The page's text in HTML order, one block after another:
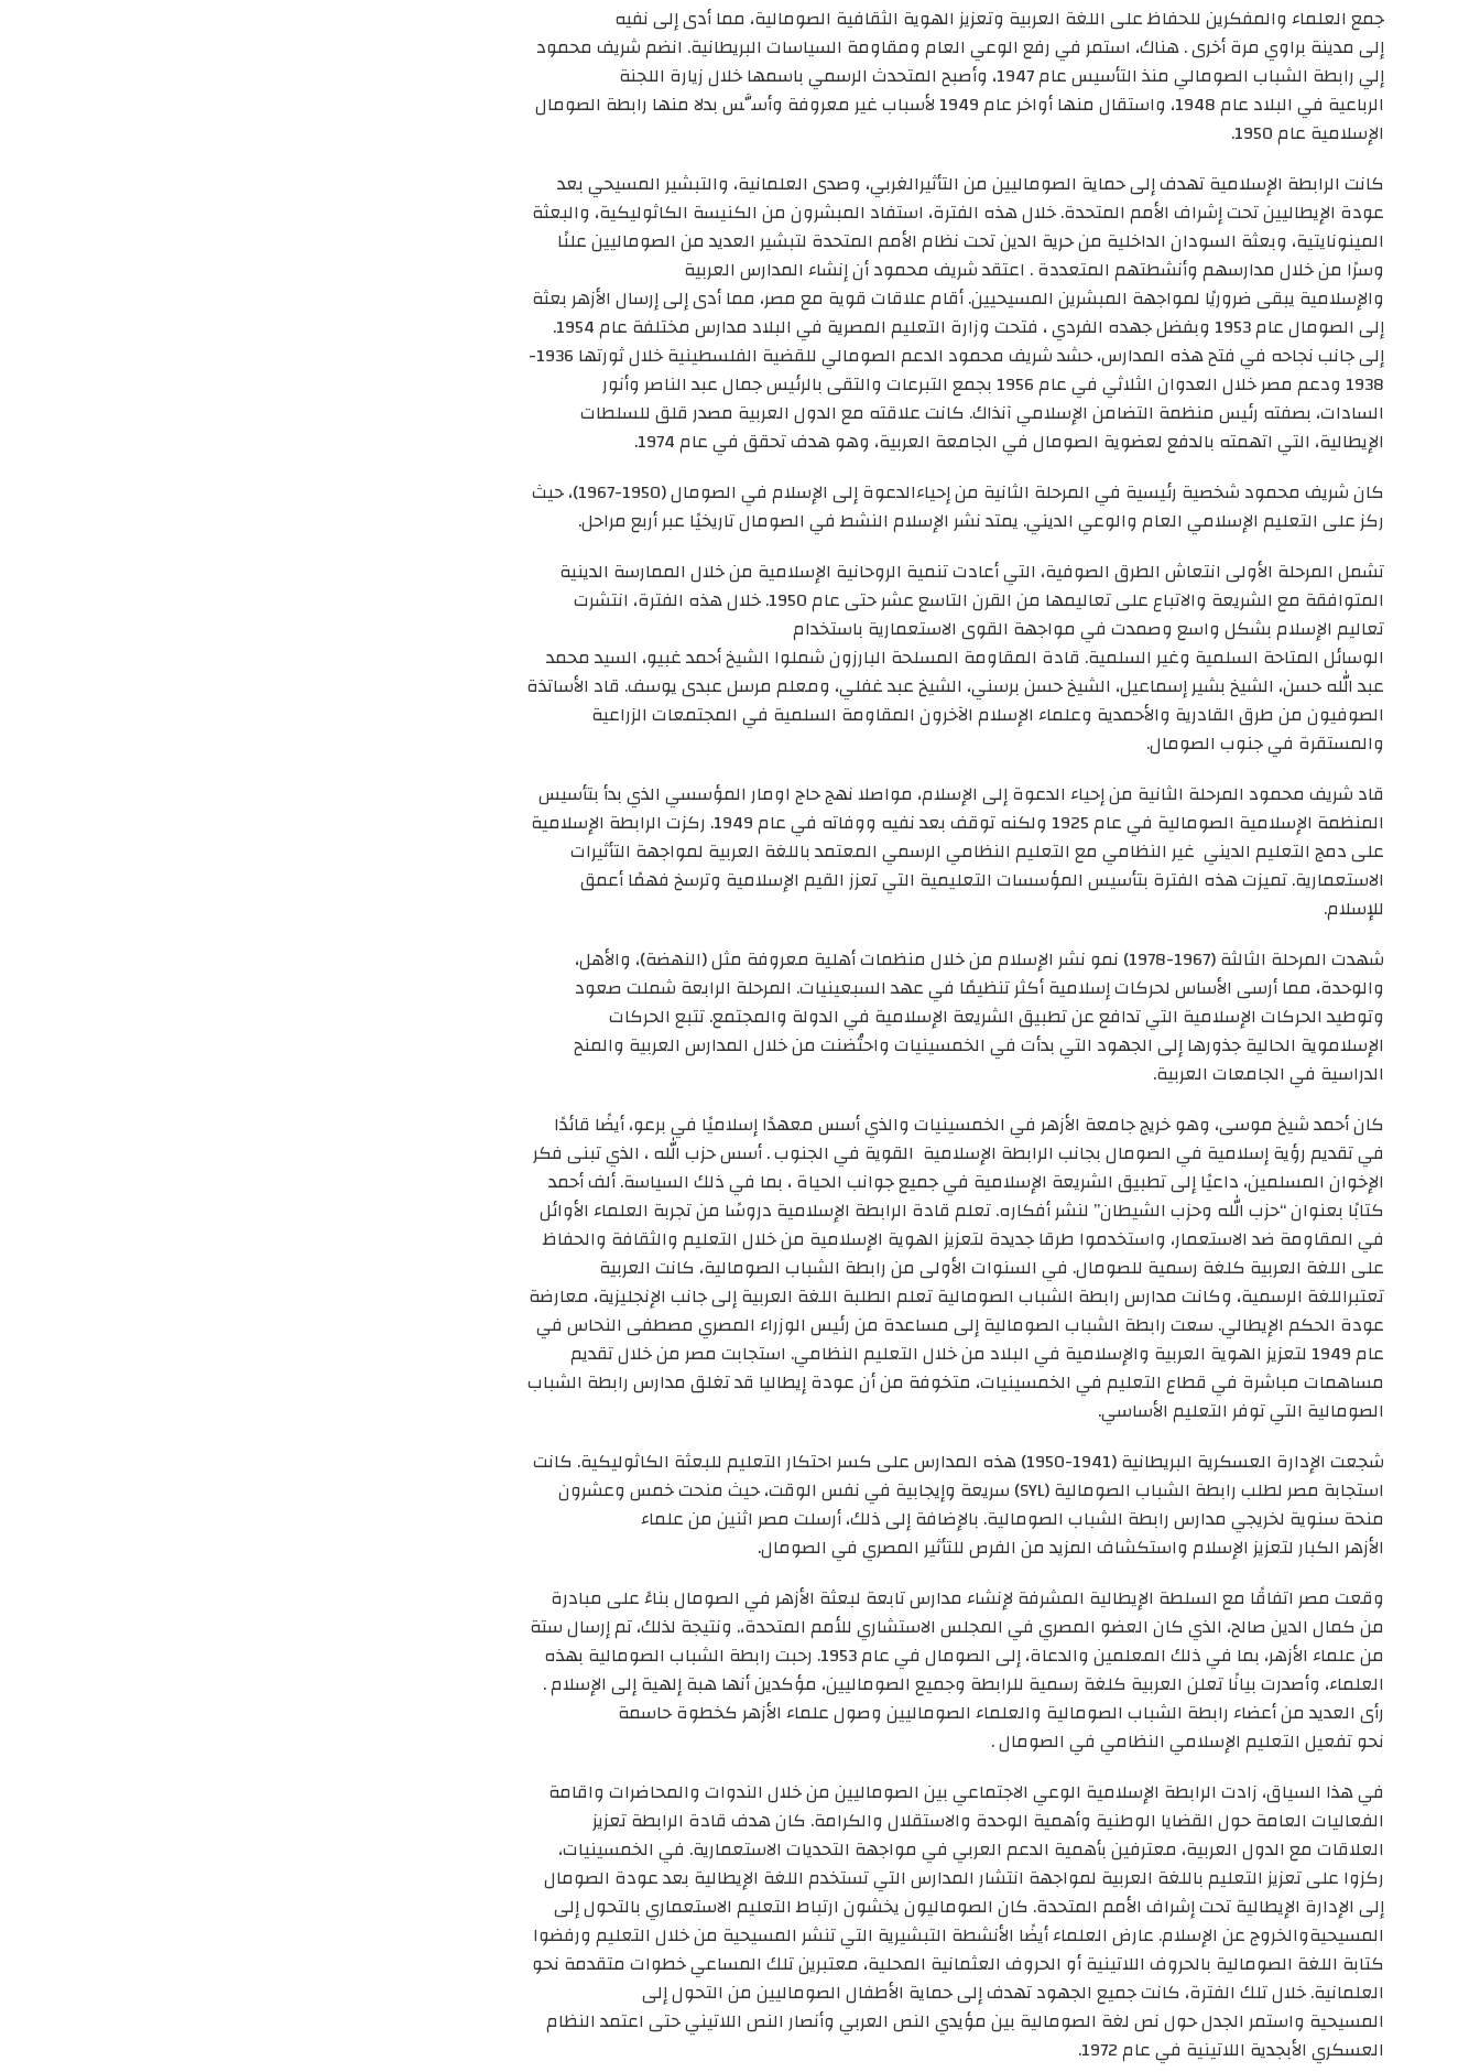
جمع العلماء والمفكرين للحفاظ على اللغة العربية وتعزيز الهوية الثقافية الصومالية، مما أدى إلى نفيه
إلى مدينة براوي مرة أخرى. هناك، استمر في رفع الوعي العام ومقاومة السياسات البريطانية. انضم شريف محمود
إلي رابطة الشباب الصومالي منذ التأسيسعام 1947، وأصبح المتحدث الرسميباسمها خلال زيارة اللجنة
الرباعية في البلاد عام ، واستقال منهاأواخر عام 1949 لأسباب غير معروفة وأسَّس بدلا منها رابطة الصومال
الإسلامية عام 1950.
كانت الرابطة الإسلامية تهدف إلى حماية الصوماليين من التأثيرالغربي، وصدى العلمانية، والتبشير المسيحي بعد
عودة الإيطاليين تحت إشراف الأمم المتحدة. خلال هذه الفترة، استفاد المبشرون من الكنيسة الكاثوليكية، والبعثة
المينونايتية، وبعثة السودان الداخلية من حرية الدين تحت نظام الأمم المتحدة لتبشير العديد من الصوماليين علنًا
وسرًا من خلال مدارسهم وأنشطتهم المتعددة . اعتقد شريف محمود أن إنشاء المدارس العربية
والإسلامية يبقى ضروريًا لمواجهة المبشرين المسيحيين. أقام علاقات قوية مع مصر، مماأدى إلى إرسال الأزهر بعثة
إلى الصومال عام 1953
وبفضل جهده الفردي ، فتحت وزارة التعليم المصرية في البلاد مدارس مختلفة
عام 1954.
إلىجانب
نجاحه في فتح هذه المدارس، حشد شريف محمود الدعم الصومالي للقضية الفلسطينية خلال ثورتها 1936-
1938 ودعم مصر خلال العدوان الثلاثي في عام 1956 بجمع التبرعات
والتقى بالرئيس جمال عبد الناصر وأنور
السادات، بصفته رئيس منظمة التضامن الإسلامي آنذاك. كانتعلاقته مع الدول العربية مصدر قلق للسلطات
الإيطالية، التي اتهمته بالدفع لعضوية الصومال في الجامعة العربية، وهو هدف تحقق في عام 1974
.
كان شريف محمود شخصية رئيسية في المرحلة الثانية منإحياءالدعوة إلى الإسلام
في الصومال (1950-1967)، حيث
ركز على التعليم الإسلامي العام والوعي الديني. يمتد نشر الإسلام النشط في الصومال تاريخيًا عبر أربع مراحل.
تشمل المرحلة الأولى انتعاش الطرق الصوفية، التي أعادتتنمية الروحانية الإسلامية من خلال الممارسة الدينية
المتوافقة مع الشريعة والاتباع على
تعاليمها من القرن التاسع عشر حتى عام 1950. خلال هذه الفترة، انتشرت
تعاليم الإسلام بشكل واسع وصمدت في مواجهة القوى الاستعمارية باستخدام
الوسائل المتاحة السلمية وغير السلمية. قادة المقاومة المسلحة البارزون شملوا الشيخ أحمد غبيو، السيد محمد
عبد الله حسن، الشيخ بشير إسماعيل، الشيخ حسنبرسني، الشيخعبد غفلي، ومعلم مرسلعبدى يوسف. قاد الأساتذة
الصوفيون من طرق القادرية والأحمدية وعلماء الإسلام الآخرون المقاومة السلمية في المجتمعات الزراعية
والمستقرة في جنوب الصومال.
قاد شريف محمود المرحلة الثانية منإحياء الدعوة إلى الإسلام، مواصلانهج حاج اومار المؤسسي الذي بدأ بتأسيس
المنظمة الإسلامية الصومالية في عام 1925 ولكنه توقف بعد نفيه ووفاته في عام 1949. ركزت الرابطة الإسلامية
على دمج التعليم الديني غير النظامي مع التعليم النظامي الرسمي المعتمد باللغة العربية لمواجهة التأثيرات
الاستعمارية. تميزتهذه الفترة بتأسيس المؤسسات التعليمية التي تعزز القيم الإسلامية وترسخ فهمًا أعمق
للإسلام.
شهدت المرحلة الثالثة (1967-1978) نمو نشر الإسلام من خلال منظمات
أهلية معروفة مثل (النهضة)، والأهل،
والوحدة، مما أرسى الأساس لحركات إسلاميةأكثر تنظيمًا فيعهد السبعينيات. المرحلة الرابعة شملت صعود
وتوطيد الحركات الإسلامية التي تدافع عن تطبيق الشريعة الإسلامية في الدولة والمجتمع. تتبع الحركات
الإسلاموية الحالية جذورها إلى الجهود التي بدأت في الخمسينيات واحتُضنت من خلال المدارس العربية والمنح
الدراسية في الجامعات العربية.
كان أحمد شيخ موسى، وهو خريج جامعة الأزهر في الخمسينيات والذي أسس معهدًا إسلاميًا في برعو، أيضًا قائدًا
في تقديم رؤية إسلامية في الصومال بجانب الرابطة الإسلامية القوية في الجنوب. أسس حزب الله ، الذي تبنى فكر
الإخوان المسلمين، داعيًا إلى تطبيق الشريعة الإسلامية في جميع جوانب الحياة ، بما في ذلك السياسة. ألف أحمد
كتابًا بعنوان “حزب الله وحزب الشيطان” لنشر أفكاره. تعلم قادة الرابطة الإسلامية دروسًا من تجربة العلماء الأوائل
في المقاومة ضد الاستعمار، واستخدموا طرقاجديدة لتعزيز الهوية الإسلامية من خلال التعليم والثقافة والحفاظ
على اللغة العربية كلغة رسمية للصومال. في السنوات الأولى من رابطة الشباب الصومالية، كانت العربية
تعتبراللغة الرسمية، وكانت مدارس رابطة الشباب الصوماليةتعلم الطلبة اللغة العربية إلى جانب الإنجليزية، معارضة
عودة الحكم الإيطالي. سعت رابطة الشباب الصوماليةإلى مساعدة من رئيس الوزراء المصري مصطفى النحاس في
عام 1949 لتعزيز الهوية العربية والإسلامية
في البلاد من خلال التعليم النظامي. استجابت مصر من خلال تقديم
مساهمات مباشرة في قطاع التعليم في الخمسينيات، متخوفة من أن عودة إيطاليا قد تغلق مدارس رابطة الشباب
الصومالية التي توفر التعليم الأساسي.
شجعت الإدارة العسكرية البريطانية (1941-1950) هذه المدارس على كسر احتكار التعليم للبعثة الكاثوليكية
. كانت
استجابة مصر لطلب رابطة الشباب الصومالية(SYL) سريعة وإيجابية في نفس الوقت، حيث منحت خمس وعشرون
منحة سنوية لخريجي مدارس رابطة الشباب الصومالية. بالإضافة إلى ذلك، أرسلت مصر اثنين من علماء
الأزهر الكبار لتعزيز الإسلام واستكشاف المزيد من الفرص للتأثير المصري في الصومال.
وقعت مصر اتفاقًا مع السلطة الإيطالية المشرفة لإنشاء مدارس تابعة لبعثة الأزهر في الصومالبناءًعلى مبادرة
من كمال الدين صالح، الذي كان العضو المصري في المجلس الاستشاري للأمم المتحدة،. ونتيجة لذلك، تم إرسال ستة
من علماء الأزهر، بما في ذلك المعلمين والدعاة،إلى الصومال في عام 1953. رحبت رابطة الشباب الصومالية بهذه
العلماء، وأصدرت بيانًاتعلن العربية كلغة رسمية للرابطة وجميع الصوماليين، مؤكدين أنها هبة إلهيةإلى الإسلام.
رأى العديد من أعضاء رابطة الشباب الصومالية والعلماء الصوماليين وصول علماء الأزهر كخطوة حاسمة
نحوتفعيل التعليم الإسلامي النظامي في الصومال.
في هذا السياق، زادت الرابطة الإسلامية الوعي الاجتماعي بين الصوماليين من خلال الندوات والمحاضرات واقامة
الفعاليات العامةحول القضايا الوطنية وأهمية الوحدة والاستقلال والكرامة. كان هدف قادة الرابطة تعزيز
العلاقات مع الدول العربية، معترفين بأهمية الدعم العربي في مواجهة التحديات الاستعمارية. في الخمسينيات،
ركزوا على تعزيز التعليم باللغة العربية لمواجهة انتشار المدارس التي تستخدم اللغة الإيطالية بعد عودة الصومال
إلى الإدارة الإيطالية تحت إشراف الأمم المتحدة. كان الصوماليون يخشون ارتباطالتعليم الاستعماري بالتحول إلى
المسيحيةوالخروج عن الإسلام. عارض العلماء أيضًا الأنشطة التبشيرية التي تنشر المسيحية من خلال التعليم ورفضوا
كتابة اللغة الصومالية بالحروف اللاتينية أو الحروف العثمانية المحلية، معتبرينتلك المساعيخطوات متقدمة نحو
العلمانية.خلال تلك الفترة، كانت جميع الجهود تهدفإلى حماية الأطفال الصوماليين من التحول إلى
المسيحية واستمر الجدل حول نص لغة الصومالية بين مؤيدي النص العربي وأنصار النص اللاتيني حتى اعتمد النظام
العسكري الأبجدية اللاتينية في عام 1972
.